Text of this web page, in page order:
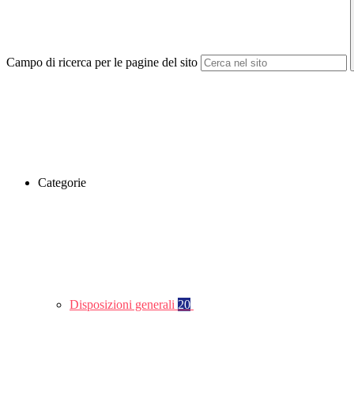
Campo di ricerca per le pagine del sito
Categorie
Disposizioni generali 20